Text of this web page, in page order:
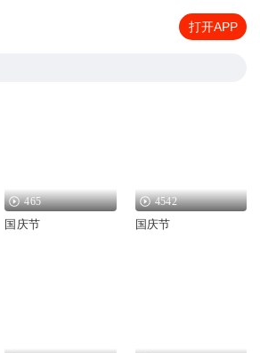
打开APP
465
国庆节
4542
国庆节